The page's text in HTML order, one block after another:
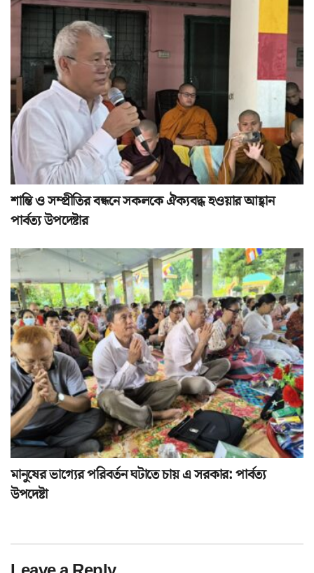
শান্তি ও সম্প্রীতির বন্ধনে সকলকে ঐক্যবদ্ধ হওয়ার আহ্বান
পার্বত্য উপদেষ্টার
মানুষের ভাগ্যের পরিবর্তন ঘটাতে চায় এ সরকার: পার্বত্য
উপদেষ্টা